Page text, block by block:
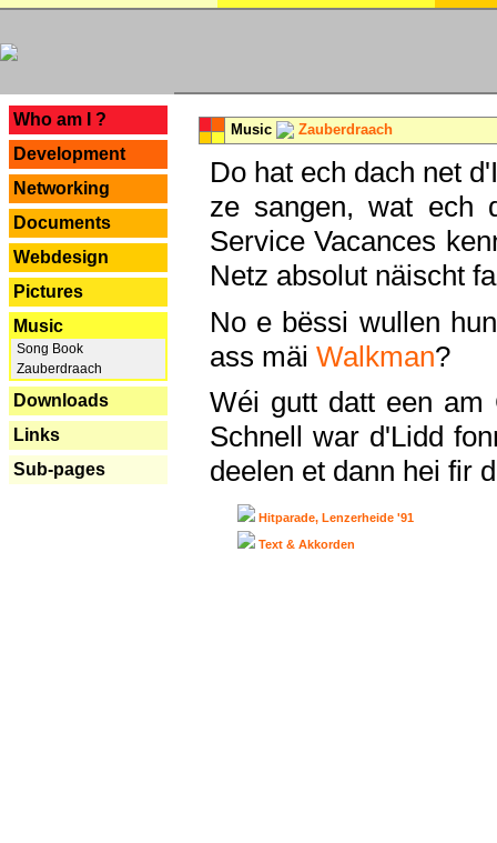
Who am I ?
Development
Networking
Documents
Webdesign
Pictures
Music
Song Book
Zauberdraach
Downloads
Links
Sub-pages
Music Zauberdraach
Do hat ech dach net
ze sangen, wat ech
Service Vacances
Netz absolut näischt
No e bëssi wullen
ass mäi Walkman?
Wéi gutt datt een am
Schnell war d'Lidd
deelen et dann hei fir
Hitparade, Lenzerheide '91
Text & Akkorden